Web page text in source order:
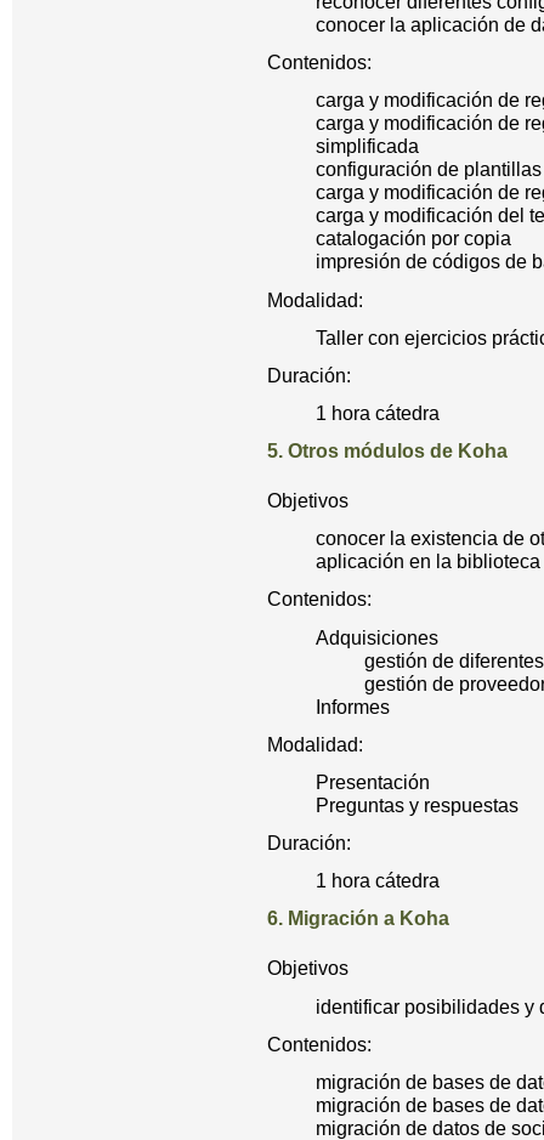
conocer la aplicación de
Contenidos:
carga y modificación de
carga y modificación de
simplificada
configuración de
carga y modificación de
carga y modificación del
catalogación por copia
impresión de códigos de
Modalidad:
Taller con ejercicios
Duración:
1 hora cátedra
5. Otros módulos de Koha
Objetivos
conocer la existencia de
aplicación en la biblioteca
Contenidos:
Adquisiciones
gestión de
gestión de
Informes
Modalidad:
Presentación
Preguntas y respuestas
Duración:
1 hora cátedra
6. Migración a Koha
Objetivos
identificar posibilidades y
Contenidos:
migración de bases de
migración de bases de
migración de datos de